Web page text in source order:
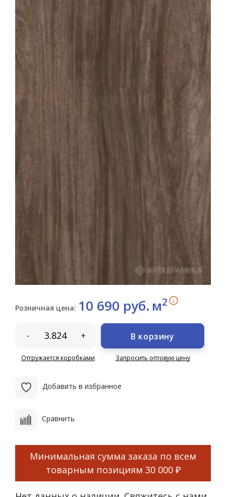
Розничная цена: 10 690 руб. м2 i
- +
Отгружается коробками
В корзину
Запросить оптовую цену
Добавить в избранное
Сравнить
Минимальная сумма заказа по всем
товарным позициям 30 000 ₽